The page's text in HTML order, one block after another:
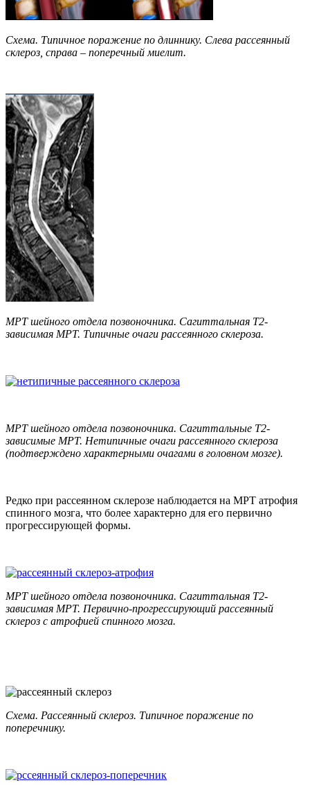
Схема. Типичное поражение по длиннику. Слева рассеянный
склероз, справа – поперечный миелит.
МРТ шейного отдела позвоночника. Сагиттальная Т2-
зависимая МРТ. Типичные очаги рассеянного склероза.
МРТ шейного отдела позвоночника. Сагиттальные Т2-
зависимые МРТ. Нетипичные очаги рассеянного склероза
(подтверждено характерными очагами в головном мозге).
Редко при рассеянном склерозе наблюдается на МРТ атрофия
спинного мозга, что более характерно для его первично
прогрессирующей формы.
МРТ шейного отдела позвоночника. Сагиттальная Т2-
зависимая МРТ. Первично-прогрессирующий рассеянный
склероз с атрофией спинного мозга.
Схема. Рассеянный склероз. Типичное поражение по
поперечнику.